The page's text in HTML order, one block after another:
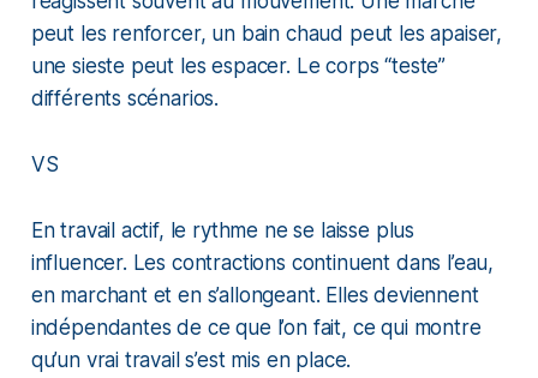
peut les renforcer, un bain chaud peut les apaiser,
une sieste peut les espacer. Le corps “teste”
différents scénarios.
VS
En travail actif, le rythme ne se laisse plus
influencer. Les contractions continuent dans l’eau,
en marchant et en s’allongeant. Elles deviennent
indépendantes de ce que l’on fait, ce qui montre
qu’un vrai travail s’est mis en place.